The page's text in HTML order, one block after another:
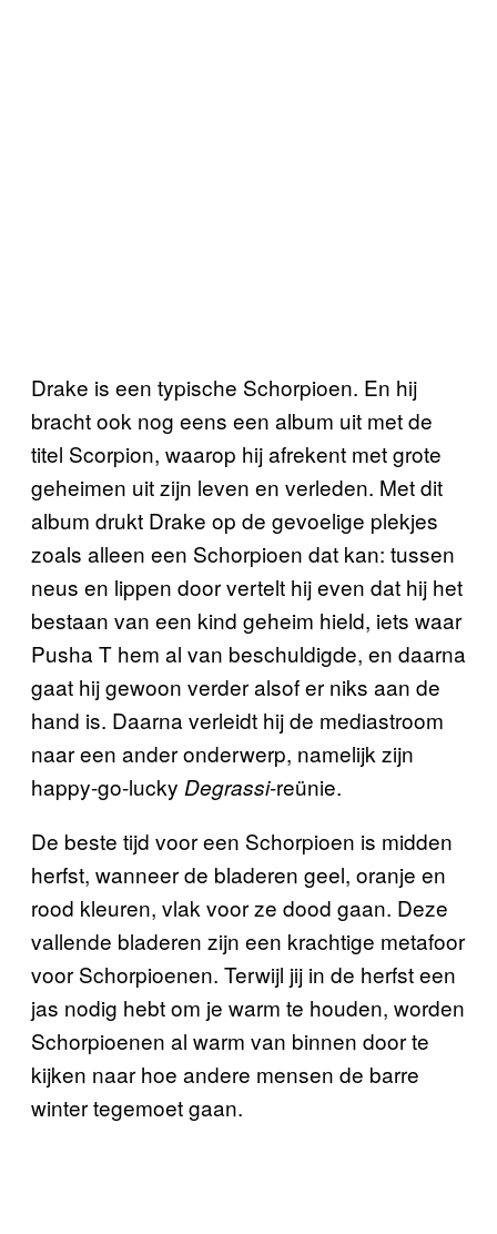
Drake is een typische Schorpioen. En hij
bracht ook nog eens een album uit met de
titel Scorpion, waarop hij afrekent met grote
geheimen uit zijn leven en verleden. Met dit
album drukt Drake op de gevoelige plekjes
zoals alleen een Schorpioen dat kan: tussen
neus en lippen door vertelt hij even dat hij het
bestaan van een kind geheim hield, iets waar
Pusha T hem al van beschuldigde, en daarna
gaat hij gewoon verder alsof er niks aan de
hand is. Daarna verleidt hij de mediastroom
naar een ander onderwerp, namelijk zijn
happy-go-lucky Degrassi-reünie.
De beste tijd voor een Schorpioen is midden
herfst, wanneer de bladeren geel, oranje en
rood kleuren, vlak voor ze dood gaan. Deze
vallende bladeren zijn een krachtige metafoor
voor Schorpioenen. Terwijl jij in de herfst een
jas nodig hebt om je warm te houden, worden
Schorpioenen al warm van binnen door te
kijken naar hoe andere mensen de barre
winter tegemoet gaan.